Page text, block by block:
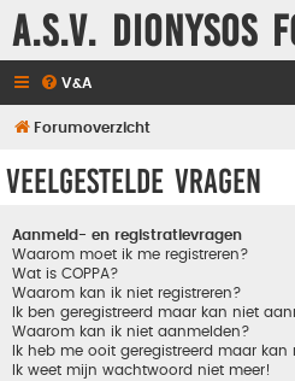
A.S.V. Dionysos
V&A
Forumoverzicht
Veelgestelde vragen
Aanmeld- en registratievragen
Waarom moet ik me registreren?
Wat is COPPA?
Waarom kan ik niet registreren?
Ik ben geregistreerd maar kan niet
Waarom kan ik niet aanmelden?
Ik heb me ooit geregistreerd maar
Ik weet mijn wachtwoord niet meer!